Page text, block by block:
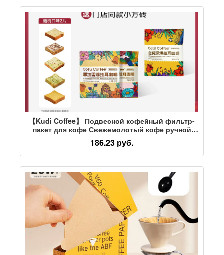
【Kudi Coffee】 Подвесной кофейный фильтр-
пакет для кофе Свежемолотый кофе ручной
заварки с подвесным черным кофе, Фирменный
кофе
186.23 руб.